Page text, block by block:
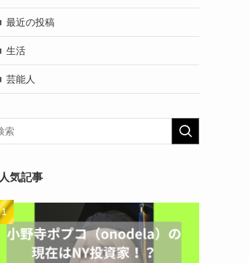
最近の投稿
生活
芸能人
人気記事